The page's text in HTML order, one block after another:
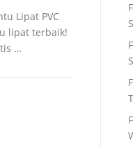
Lipat PVC
lipat terbaik!
…